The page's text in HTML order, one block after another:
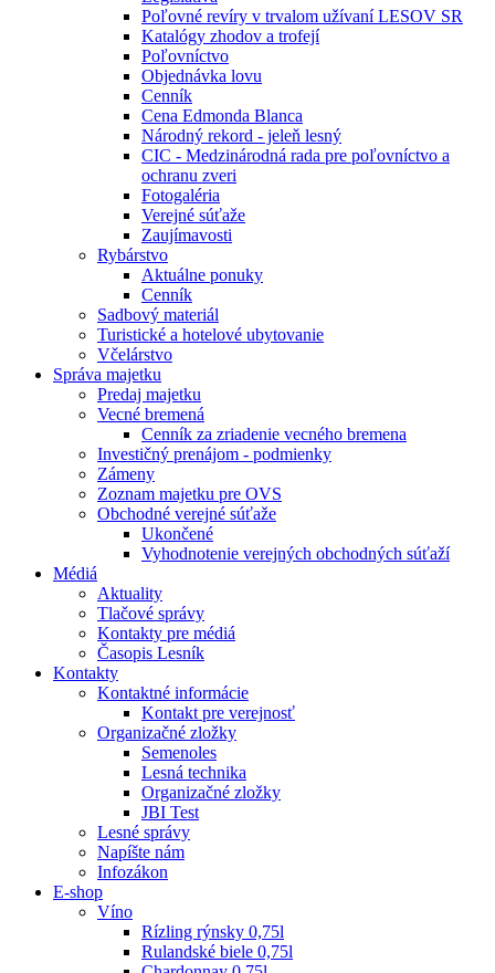
Poľovné revíry v trvalom užívaní LESOV SR
Katalógy zhodov a trofejí
Poľovníctvo
Objednávka lovu
Cenník
Cena Edmonda Blanca
Národný rekord - jeleň lesný
CIC - Medzinárodná rada pre poľovníctvo a
ochranu zveri
Fotogaléria
Verejné súťaže
Zaujímavosti
Rybárstvo
Aktuálne ponuky
Cenník
Sadbový materiál
Turistické a hotelové ubytovanie
Včelárstvo
Správa majetku
Predaj majetku
Vecné bremená
Cenník za zriadenie vecného bremena
Investičný prenájom - podmienky
Zámeny
Zoznam majetku pre OVS
Obchodné verejné súťaže
Ukončené
Vyhodnotenie verejných obchodných súťaží
Médiá
Aktuality
Tlačové správy
Kontakty pre médiá
Časopis Lesník
Kontakty
Kontaktné informácie
Kontakt pre verejnosť
Organizačné zložky
Semenoles
Lesná technika
Organizačné zložky
JBI Test
Lesné správy
Napíšte nám
Infozákon
E-shop
Víno
Rízling rýnsky 0,75l
Rulandské biele 0,75l